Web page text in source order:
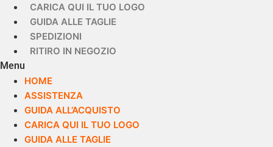
CARICA QUI IL TUO LOGO
GUIDA ALLE TAGLIE
SPEDIZIONI
RITIRO IN NEGOZIO
Menu
HOME
ASSISTENZA
GUIDA ALL’ACQUISTO
CARICA QUI IL TUO LOGO
GUIDA ALLE TAGLIE